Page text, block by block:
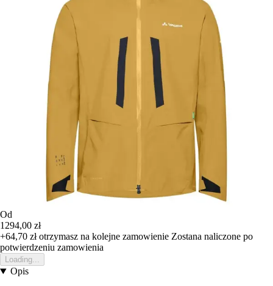
Od
1294,00 zł
+64,70 złotrzymasz na kolejne zamowienie Zostana naliczone po
potwierdzeniu zamowienia
Loading...
Opis